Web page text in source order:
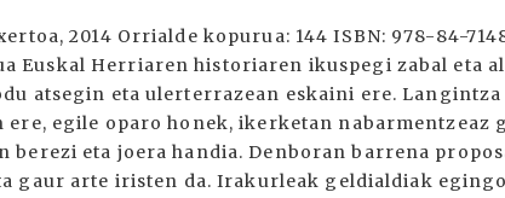
2014 Orrialde kopurua: 144 ISBN: 978-84-
Euskal Herriaren historiaren ikuspegi zabal eta
atsegin eta ulerterrazean eskaini ere.
egile oparo honek, ikerketan nabarmentzeaz
eta joera handia. Denboran barrena
gaur arte iristen da. Irakurleak geldialdiak